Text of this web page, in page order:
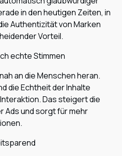
in den heutigen Zeiten, in
Authentizität von Marken
Vorteil.
echte Stimmen
an die Menschen heran.
die Echtheit der Inhalte
Das steigert die
Ads und sorgt für mehr